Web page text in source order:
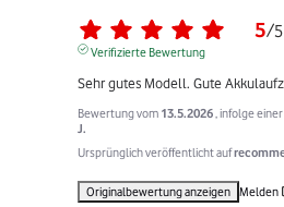
5/5
Verifizierte Bewertung
Sehr gutes Modell. Gute
Bewertung vom 13.5.2026 , infolge
J.
Ursprünglich veröffentlicht auf
Originalbewertung anzeigen Melden